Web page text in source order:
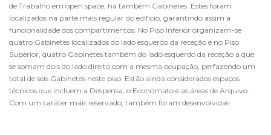
de Trabalho em open space, há também Gabinetes. Estes foram
localizados na parte mais regular do edifício, garantindo assim a
funcionalidade dos compartimentos. No Piso Inferior organizam-se
quatro Gabinetes localizados do lado esquerdo da receção e no Piso
Superior, quatro Gabinetes também do lado esquerdo da receção a que
se somam dois do lado direito com a mesma ocupação, perfazendo um
total de seis Gabinetes neste piso. Estão ainda considerados espaços
técnicos que incluem a Despensa, o Economato e as áreas de Arquivo.
Com um caráter mais reservado, também foram desenvolvidas